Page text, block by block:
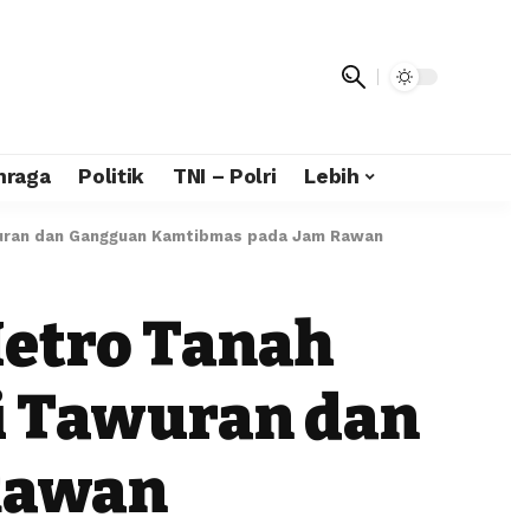
Politik TNI – Polri Lebih
dan Gangguan Kamtibmas pada Jam Rawan
Tanah
dan